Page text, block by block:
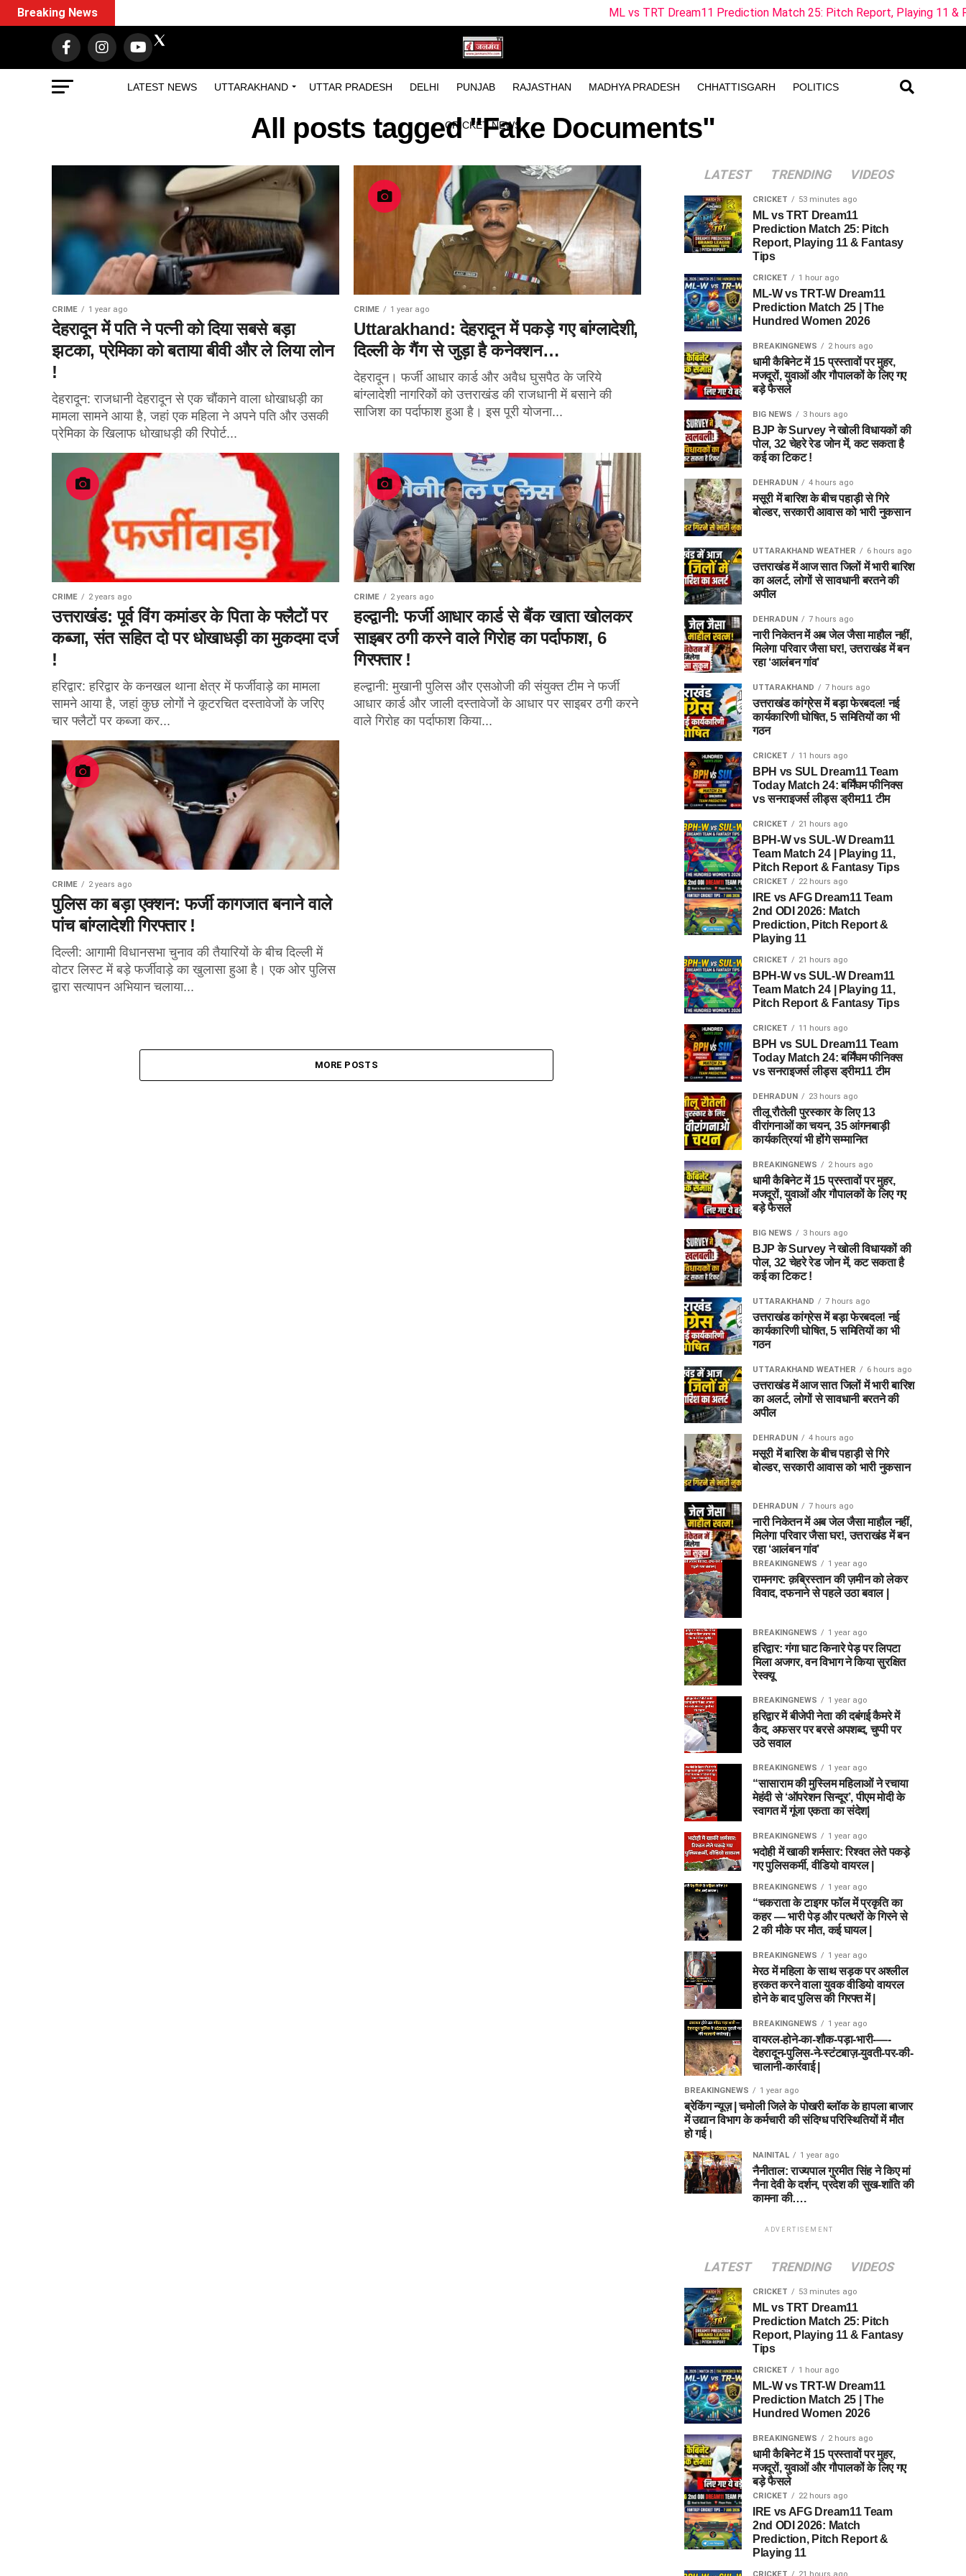
LATEST NEWS UTTARAKHAND UTTAR PRADESH DELHI PUNJAB RAJASTHAN MADHYA PRADESH CHHATTISGARH POLITICS
CRICKET NEWS
Breaking News ML vs TRT Dream11 Prediction Match 25: Pitch Report, Playing 11 & Fantasy Tips
All posts tagged "Fake Documents"
CRIME 1 year ago
देहरादून में पति ने पत्नी को दिया सबसे बड़ा
झटका, प्रेमिका को बताया बीवी और ले लिया लोन
!
देहरादून: राजधानी देहरादून से एक चौंकाने वाला धोखाधड़ी का
मामला सामने आया है, जहां एक महिला ने अपने पति और उसकी
प्रेमिका के खिलाफ धोखाधड़ी की रिपोर्ट...
CRIME 1 year ago
Uttarakhand: देहरादून में पकड़े गए बांग्लादेशी,
दिल्ली के गैंग से जुड़ा है कनेक्शन…
देहरादून। फर्जी आधार कार्ड और अवैध घुसपैठ के जरिये
बांग्लादेशी नागरिकों को उत्तराखंड की राजधानी में बसाने की
साजिश का पर्दाफाश हुआ है। इस पूरी योजना...
CRIME 2 years ago
उत्तराखंड: पूर्व विंग कमांडर के पिता के फ्लैटों पर
कब्जा, संत सहित दो पर धोखाधड़ी का मुकदमा दर्ज
!
हरिद्वार: हरिद्वार के कनखल थाना क्षेत्र में फर्जीवाड़े का मामला
सामने आया है, जहां कुछ लोगों ने कूटरचित दस्तावेजों के जरिए
चार फ्लैटों पर कब्जा कर...
CRIME 2 years ago
हल्द्वानी: फर्जी आधार कार्ड से बैंक खाता खोलकर
साइबर ठगी करने वाले गिरोह का पर्दाफाश, 6
गिरफ्तार !
हल्द्वानी: मुखानी पुलिस और एसओजी की संयुक्त टीम ने फर्जी
आधार कार्ड और जाली दस्तावेजों के आधार पर साइबर ठगी करने
वाले गिरोह का पर्दाफाश किया...
CRIME 2 years ago
पुलिस का बड़ा एक्शन: फर्जी कागजात बनाने वाले
पांच बांग्लादेशी गिरफ्तार !
दिल्ली: आगामी विधानसभा चुनाव की तैयारियों के बीच दिल्ली में
वोटर लिस्ट में बड़े फर्जीवाड़े का खुलासा हुआ है। एक ओर पुलिस
द्वारा सत्यापन अभियान चलाया...
MORE POSTS
LATEST TRENDING VIDEOS
CRICKET 53 minutes ago
ML vs TRT Dream11
Prediction Match 25: Pitch
Report, Playing 11 & Fantasy
Tips
CRICKET 1 hour ago
ML-W vs TRT-W Dream11
Prediction Match 25 | The
Hundred Women 2026
BREAKINGNEWS 2 hours ago
धामी कैबिनेट में 15 प्रस्तावों पर मुहर,
मजदूरों, युवाओं और गौपालकों के लिए गए
बड़े फैसले
BIG NEWS 3 hours ago
BJP के Survey ने खोली विधायकों की
पोल, 32 चेहरे रेड जोन में, कट सकता है
कई का टिकट !
DEHRADUN 4 hours ago
मसूरी में बारिश के बीच पहाड़ी से गिरे
बोल्डर, सरकारी आवास को भारी नुकसान
UTTARAKHAND WEATHER 6 hours ago
उत्तराखंड में आज सात जिलों में भारी बारिश
का अलर्ट, लोगों से सावधानी बरतने की
अपील
DEHRADUN 7 hours ago
नारी निकेतन में अब जेल जैसा माहौल नहीं,
मिलेगा परिवार जैसा घर!, उत्तराखंड में बन
रहा ‘आलंबन गांव’
UTTARAKHAND 7 hours ago
उत्तराखंड कांग्रेस में बड़ा फेरबदल! नई
कार्यकारिणी घोषित, 5 समितियों का भी
गठन
CRICKET 11 hours ago
BPH vs SUL Dream11 Team
Today Match 24: बर्मिंघम फीनिक्स
vs सनराइजर्स लीड्स ड्रीम11 टीम
CRICKET 21 hours ago
BPH-W vs SUL-W Dream11
Team Match 24 | Playing 11,
Pitch Report & Fantasy Tips
CRICKET 22 hours ago
IRE vs AFG Dream11 Team
2nd ODI 2026: Match
Prediction, Pitch Report &
Playing 11
CRICKET 21 hours ago
BPH-W vs SUL-W Dream11
Team Match 24 | Playing 11,
Pitch Report & Fantasy Tips
CRICKET 11 hours ago
BPH vs SUL Dream11 Team
Today Match 24: बर्मिंघम फीनिक्स
vs सनराइजर्स लीड्स ड्रीम11 टीम
DEHRADUN 23 hours ago
तीलू रौतेली पुरस्कार के लिए 13
वीरांगनाओं का चयन, 35 आंगनबाड़ी
कार्यकत्रियां भी होंगे सम्मानित
BREAKINGNEWS 2 hours ago
धामी कैबिनेट में 15 प्रस्तावों पर मुहर,
मजदूरों, युवाओं और गौपालकों के लिए गए
बड़े फैसले
BIG NEWS 3 hours ago
BJP के Survey ने खोली विधायकों की
पोल, 32 चेहरे रेड जोन में, कट सकता है
कई का टिकट !
UTTARAKHAND 7 hours ago
उत्तराखंड कांग्रेस में बड़ा फेरबदल! नई
कार्यकारिणी घोषित, 5 समितियों का भी
गठन
UTTARAKHAND WEATHER 6 hours ago
उत्तराखंड में आज सात जिलों में भारी बारिश
का अलर्ट, लोगों से सावधानी बरतने की
अपील
DEHRADUN 4 hours ago
मसूरी में बारिश के बीच पहाड़ी से गिरे
बोल्डर, सरकारी आवास को भारी नुकसान
DEHRADUN 7 hours ago
नारी निकेतन में अब जेल जैसा माहौल नहीं,
मिलेगा परिवार जैसा घर!, उत्तराखंड में बन
रहा ‘आलंबन गांव’
BREAKINGNEWS 1 year ago
रामनगर: क़ब्रिस्तान की ज़मीन को लेकर
विवाद, दफनाने से पहले उठा बवाल |
BREAKINGNEWS 1 year ago
हरिद्वार: गंगा घाट किनारे पेड़ पर लिपटा
मिला अजगर, वन विभाग ने किया सुरक्षित
रेस्क्यू
BREAKINGNEWS 1 year ago
हरिद्वार में बीजेपी नेता की दबंगई कैमरे में
कैद, अफसर पर बरसे अपशब्द, चुप्पी पर
उठे सवाल
BREAKINGNEWS 1 year ago
“सासाराम की मुस्लिम महिलाओं ने रचाया
मेहंदी से ‘ऑपरेशन सिन्दूर’, पीएम मोदी के
स्वागत में गूंजा एकता का संदेश|
BREAKINGNEWS 1 year ago
भदोही में खाकी शर्मसार: रिश्वत लेते पकड़े
गए पुलिसकर्मी, वीडियो वायरल |
BREAKINGNEWS 1 year ago
“चकराता के टाइगर फॉल में प्रकृति का
कहर — भारी पेड़ और पत्थरों के गिरने से
2 की मौके पर मौत, कई घायल |
BREAKINGNEWS 1 year ago
मेरठ में महिला के साथ सड़क पर अश्लील
हरकत करने वाला युवक वीडियो वायरल
होने के बाद पुलिस की गिरफ्त में |
BREAKINGNEWS 1 year ago
वायरल-होने-का-शौक-पड़ा-भारी-—-
देहरादून-पुलिस-ने-स्टंटबाज़-युवती-पर-की-
चालानी-कार्रवाई |
BREAKINGNEWS 1 year ago
ब्रेकिंग न्यूज़ | चमोली जिले के पोखरी ब्लॉक के हापला बाजार
में उद्यान विभाग के कर्मचारी की संदिग्ध परिस्थितियों में मौत
हो गई।
NAINITAL 1 year ago
नैनीताल: राज्यपाल गुरमीत सिंह ने किए मां
नैना देवी के दर्शन, प्रदेश की सुख-शांति की
कामना की….
ADVERTISEMENT
LATEST TRENDING VIDEOS
CRICKET 53 minutes ago
ML vs TRT Dream11
Prediction Match 25: Pitch
Report, Playing 11 & Fantasy
Tips
CRICKET 1 hour ago
ML-W vs TRT-W Dream11
Prediction Match 25 | The
Hundred Women 2026
BREAKINGNEWS 2 hours ago
धामी कैबिनेट में 15 प्रस्तावों पर मुहर,
मजदूरों, युवाओं और गौपालकों के लिए गए
बड़े फैसले
CRICKET 22 hours ago
IRE vs AFG Dream11 Team
2nd ODI 2026: Match
Prediction, Pitch Report &
Playing 11
CRICKET 21 hours ago